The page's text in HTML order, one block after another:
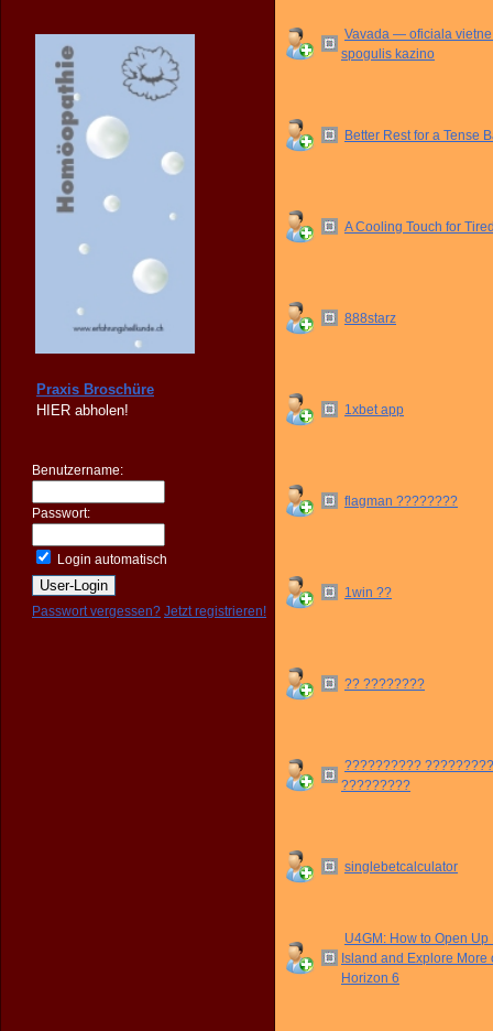
Praxis Broschüre
HIER abholen!
Benutzername:
Passwort:
Login automatisch
Passwort vergessen? Jetzt registrieren!
Vavada — oficiala
spogulis kazino
Better Rest for a Tense
A Cooling Touch for
888starz
1xbet app
flagman ????????
1win ??
?? ????????
??????????
?????????
singlebetcalculator
U4GM: How to Open
Island and Explore More
Horizon 6